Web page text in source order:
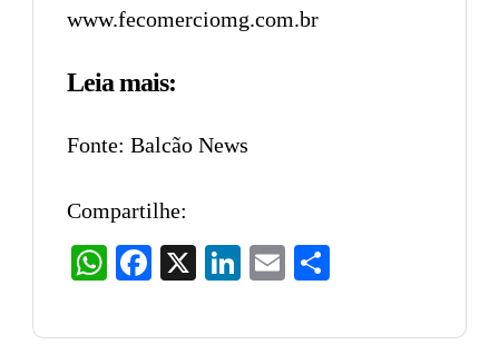
www.fecomerciomg.com.br
Leia mais:
Fonte: Balcão News
Compartilhe:
WhatsAppFacebook LinkedIn
Email